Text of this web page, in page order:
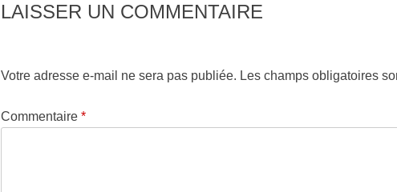
LAISSER UN COMMENTAIRE
Votre adresse e-mail ne sera pas publiée. Les champs obligatoires
Commentaire*